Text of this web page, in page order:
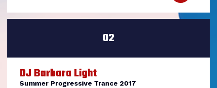
02
DJ Barbara Light
Summer Progressive Trance 2017